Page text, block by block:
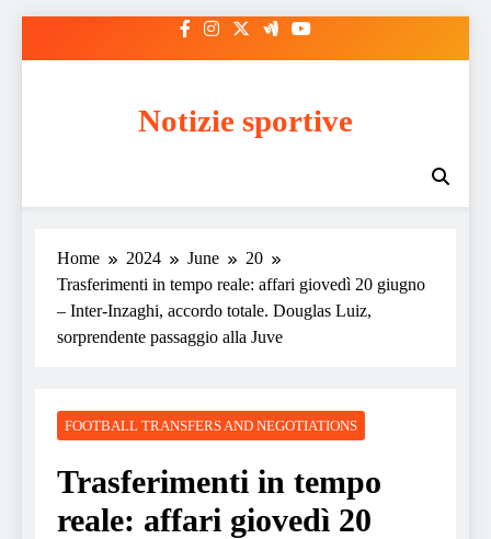
Notizie sportive
Home 2024 June
20
Trasferimenti in tempo reale: affari giovedì 20 giugno
– Inter-Inzaghi, accordo totale. Douglas Luiz,
sorprendente passaggio alla Juve
FOOTBALL TRANSFERS AND NEGOTIATIONS
Trasferimenti in tempo
reale: affari giovedì 20